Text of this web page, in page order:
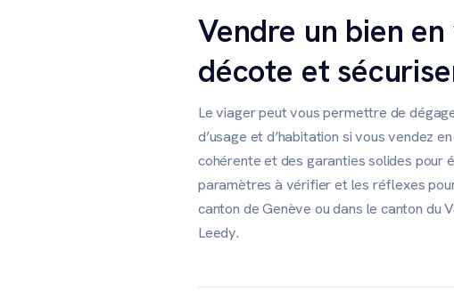
Vendre un bien
décote et
Le viager peut vous permettre de
d’usage et d’habitation si vous vendez
cohérente et des garanties solides pour
paramètres à vérifier et les réflexes
canton de Genève ou dans le canton du
Leedy.